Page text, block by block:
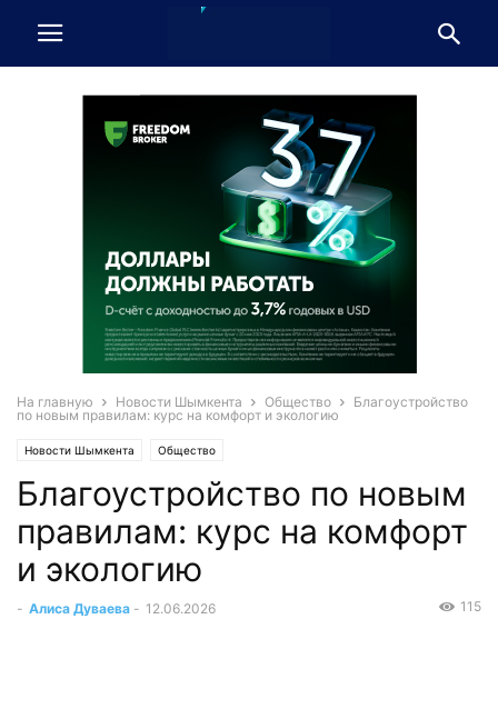
На главную Новости Шымкента Общество
Благоустройство
по новым правилам: курс на комфорт и экологию
Новости Шымкента Общество
Благоустройство по новым
правилам: курс на комфорт
и экологию
- Алиса Дуваева - 12.06.2026 115